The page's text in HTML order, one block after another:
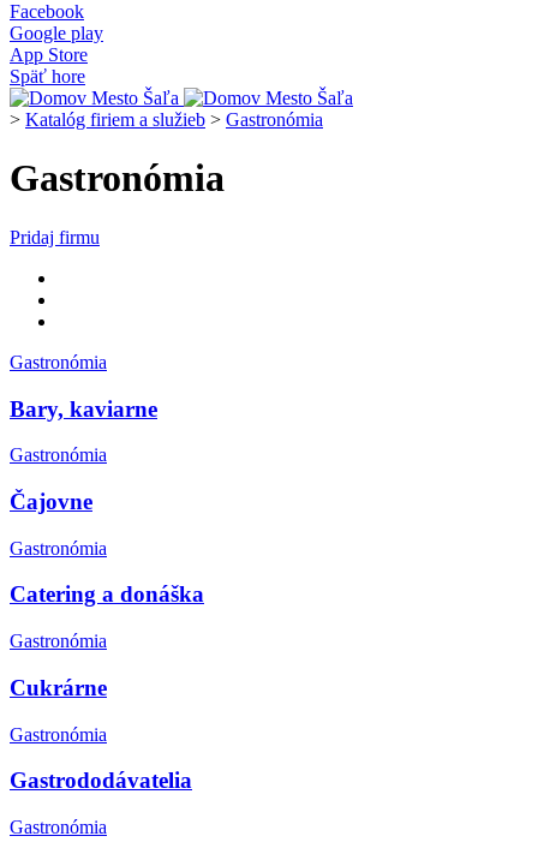
Facebook
Google play
App Store
Späť hore
> Katalóg firiem a služieb > Gastronómia
Gastronómia
Pridaj firmu
Gastronómia
Bary, kaviarne
Gastronómia
Čajovne
Gastronómia
Catering a donáška
Gastronómia
Cukrárne
Gastronómia
Gastrododávatelia
Gastronómia